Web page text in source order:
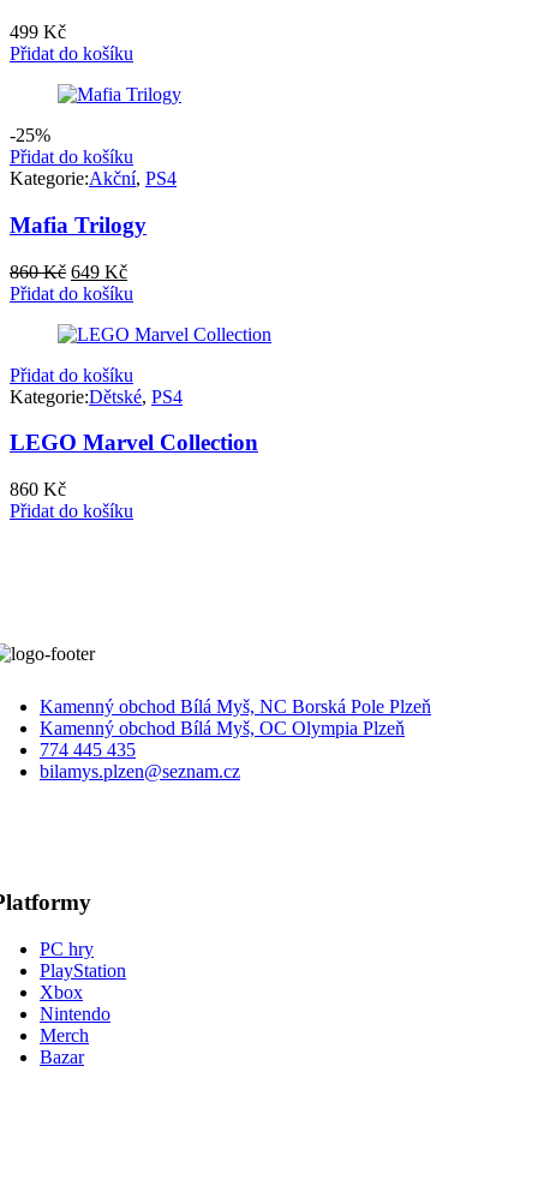
499 Kč
Přidat do košíku
-25%
Přidat do košíku
Kategorie:Akční, PS4
Mafia Trilogy
860Kč Původní
cena
860 Kč.
649 KčAktuální
cena
649 Kč.
Přidat do košíku
Přidat do košíku
Kategorie:Dětské, PS4
LEGO Marvel Collection
860 Kč
Přidat do košíku
Kamenný obchod Bílá Myš, NC Borská Pole Plzeň
Kamenný obchod Bílá Myš, OC Olympia Plzeň
774 445 435
bilamys.plzen@seznam.cz
PC hry
PlayStation
Xbox
Nintendo
Merch
Bazar